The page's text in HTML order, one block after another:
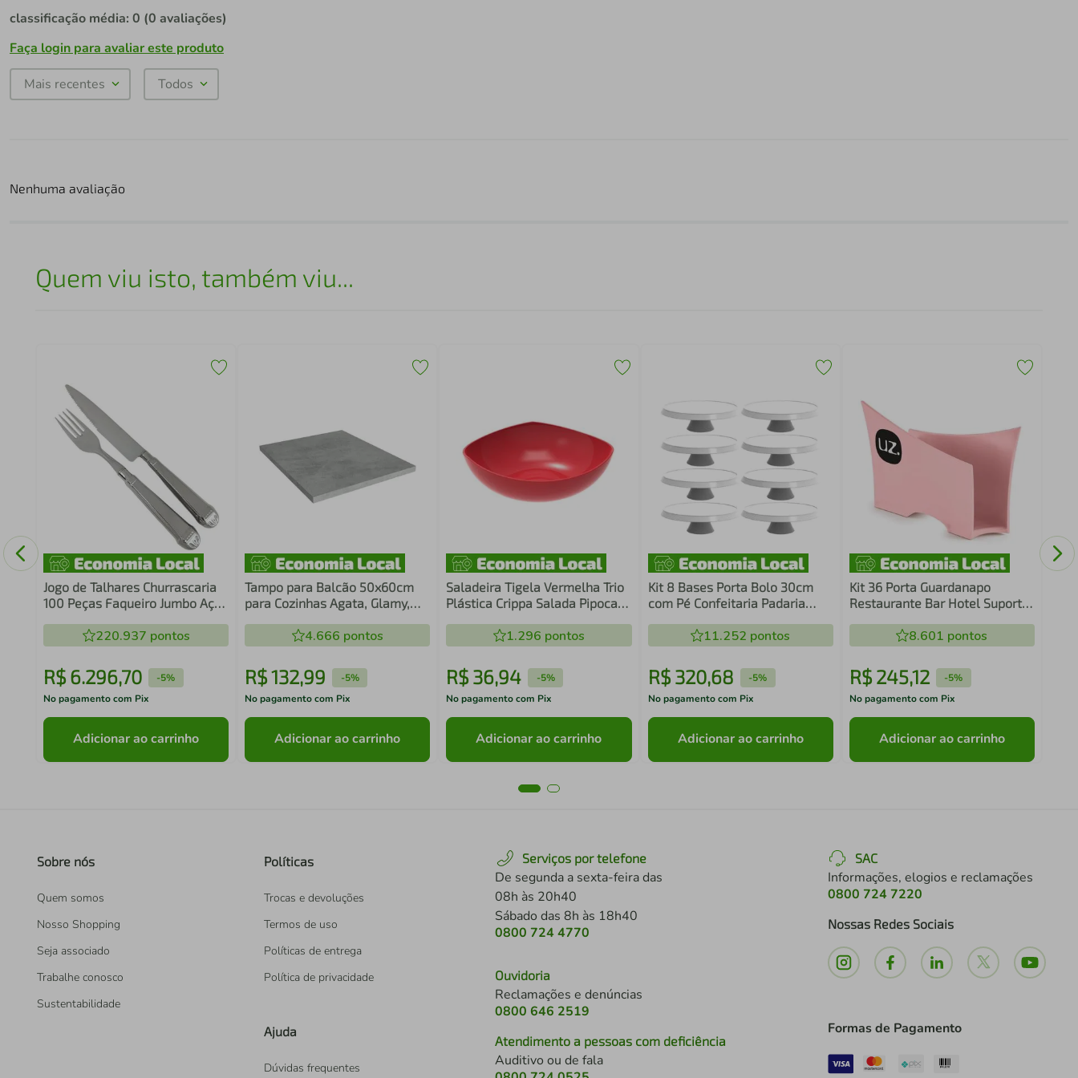
classificação média: 0 (0 avaliações)
Faça login para avaliar este produto
Mais recentes Todos
Nenhuma avaliação
Quem viu isto, também viu...
Jogo de Talhares Churrascaria
100 Peças Faqueiro Jumbo Aço
220.937 pontos
R$ 6.296,70 -5%
No pagamento com Pix
Adicionar ao carrinho
Tampo para Balcão 50x60cm
para Cozinhas Agata, Glamy,
4.666 pontos
R$132,99 -5%
No pagamento com Pix
Adicionar ao carrinho
Saladeira Tigela Vermelha Trio
Plástica Crippa Salada Pipoca
1.296 pontos
R$36,94 -5%
No pagamento com Pix
Adicionar ao carrinho
Kit 8 Bases Porta Bolo 30cm
com Pé Confeitaria Padaria
11.252 pontos
R$ 320,68 -5%
No pagamento com Pix
Adicionar ao carrinho
Kit 36 Porta Guardanapo
Restaurante Bar Hotel Suporte
8.601 pontos
R$ 245,12 -5%
No pagamento com Pix
Adicionar ao carrinho
Sobre nós
Quem somos
Nosso Shopping
Seja associado
Trabalhe conosco
Sustentabilidade
Políticas
Trocas e devoluções
Termos de uso
Políticas de entrega
Política de privacidade
Ajuda
Dúvidas frequentes
Serviços por telefone
De segunda a sexta-feira das
08h às 20h40
Sábado das 8h às 18h40
0800 724 4770
Ouvidoria
Reclamações e denúncias
0800 646 2519
Atendimento a pessoas com deficiência
Auditivo ou de fala
SAC
Informações, elogios e reclamações
0800 724 7220
Nossas Redes Sociais
Formas de Pagamento